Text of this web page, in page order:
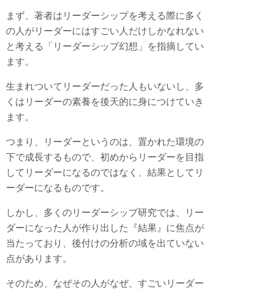
まず、著者はリーダーシップを考える際に多く
の人がリーダーにはすごい人だけしかなれない
と考える「リーダーシップ幻想」を指摘してい
ます。
生まれついてリーダーだった人もいないし、多
くはリーダーの素養を後天的に身につけていき
ます。
つまり、リーダーというのは、置かれた環境の
下で成長するもので、初めからリーダーを目指
してリーダーになるのではなく、結果としてリ
ーダーになるものです。
しかし、多くのリーダーシップ研究では、リー
ダーになった人が作り出した『結果』に焦点が
当たっており、後付けの分析の域を出ていない
点があります。
そのため、なぜその人がなぜ、すごいリーダー